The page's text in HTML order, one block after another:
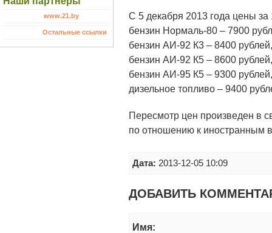
www.21.by
Остальные ссылки
С 5 декабря 2013 года цены за
бензин Нормаль-80 – 7900
бензин АИ-92 К3 – 8400
бензин АИ-92 К5 – 8600
бензин АИ-95 К5 – 9300
дизельное топливо – 9400
Пересмотр цен произведен в
по отношению к иностранным
Дата: 2013-12-05 10:09
ДОБАВИТЬ
Имя: